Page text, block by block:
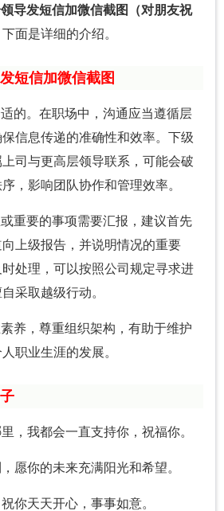
导发短信加微信截图（对朋友祝
面是详细的介绍。
短信加微信截图
的。在职场中，沟通应当遵循层
信息传递的准确性和效率。下级
司与更高层领导联系，可能会破
，影响团队协作和管理效率。
重要的事项需要汇报，建议首先
上级报告，并说明情况的重要
处理，可以按照公司规定寻求进
采取越级行动。
养，尊重组织架构，有助于维护
职业生涯的发展。
，我都会一直支持你，祝福你。
愿你的未来充满阳光和希望。
你天天开心，事事如意。